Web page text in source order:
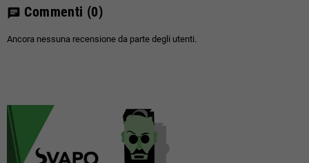
chat Commenti (0)
Ancora nessuna recensione da parte degli utenti.